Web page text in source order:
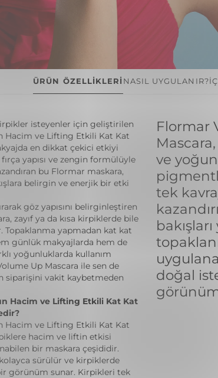
ÜRÜN ÖZELLİKLERİ NASIL UYGULANIR?
isteyenler için geliştirilen
Hacim ve Lifting Etkili Kat Kat
en dikkat çekici etkiyi
yapısı ve zengin formülüyle
bu Flormar maskara,
belirgin ve enerjik bir etki
göz yapısını belirginleştiren
zayıf ya da kısa kirpiklerde bile
yapmadan kat kat
günlük makyajlarda hem de
yoğunluklarda kullanım
Up Mascara ile sen de
siparişini vakit kaybetmeden
Hacim ve Lifting Etkili Kat Kat
Hacim ve Lifting Etkili Kat Kat
hacim ve liftin etkisi
bir maskara çeşididir.
sürülür ve kirpiklerde
görünüm sunar. Kirpikleri tek
Flormar
ve
tek
bakışları
doğal